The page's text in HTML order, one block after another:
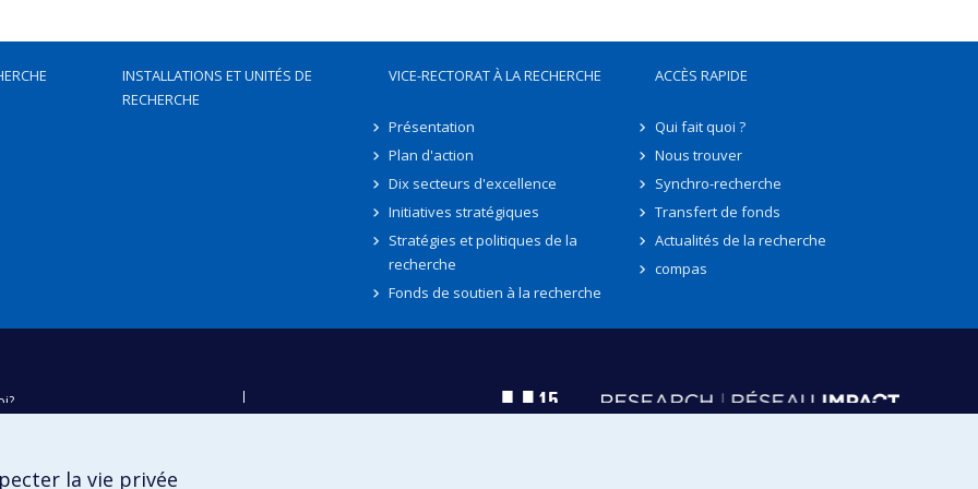
INSTALLATIONS ET UNITÉS DE
RECHERCHE
VICE-RECTORAT À LA RECHERCHE
Présentation
Plan d'action
Dix secteurs d'excellence
Initiatives stratégiques
Stratégies et politiques de la
recherche
Fonds de soutien à la recherche
ACCÈS RAPIDE
Qui fait quoi ?
Nous trouver
Synchro-recherche
Transfert de fonds
Actualités de la recherche
compas
la vie privée